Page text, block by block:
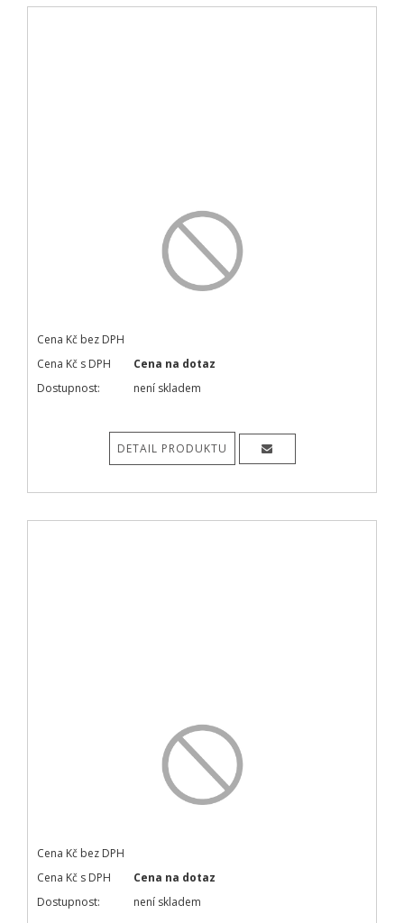
Cena Kč bez DPH
Cena Kč s DPH
Cena na dotaz
Dostupnost:
není skladem
DETAIL PRODUKTU
Cena Kč bez DPH
Cena Kč s DPH
Cena na dotaz
Dostupnost:
není skladem